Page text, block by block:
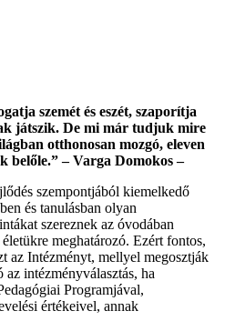
szemét és eszét, szaporítja
játszik. De mi már tudjuk mire
otthonosan mozgó, eleven
belőle.” – Varga Domokos –
szempontjából kiemelkedő
és tanulásban olyan
szereznek az óvodában
meghatározó. Ezért fontos,
az Intézményt, mellyel megosztják
intézményválasztás, ha
Programjával,
értékeivel, annak